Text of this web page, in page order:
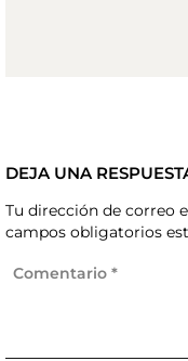
DEJA UNA
Tu dirección de correo
campos obligatorios